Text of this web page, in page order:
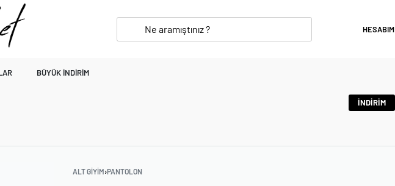
HESABIM
BÜYÜK İNDIRIM
İNDİRİM
ALT GIYIM›PANTOLON